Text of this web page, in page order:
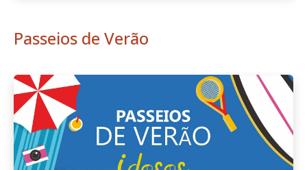
Passeios de Verão